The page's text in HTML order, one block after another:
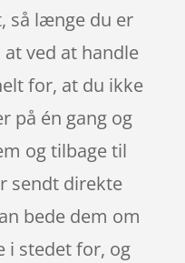
så længe du er
ved at handle
for, at du ikke
på én gang og
og tilbage til
sendt direkte
bede dem om
i stedet for, og